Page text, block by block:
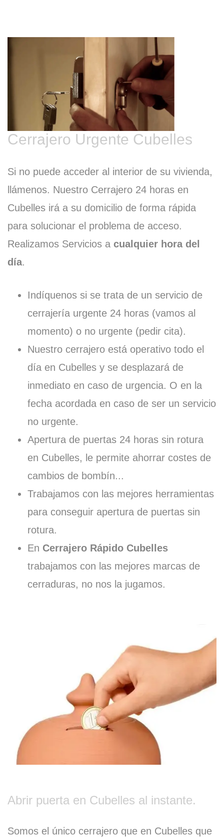
Cerrajero Urgente Cubelles
Si no puede acceder al interior de su vivienda,
llámenos. Nuestro Cerrajero 24 horas en
Cubelles irá a su domicilio de forma rápida
para solucionar el problema de acceso.
Realizamos Servicios a cualquier hora del
día.
Indíquenos si se trata de un servicio de
cerrajería urgente 24 horas (vamos al
momento) o no urgente (pedir cita).
Nuestro cerrajero está operativo todo el
día en Cubelles y se desplazará de
inmediato en caso de urgencia. O en la
fecha acordada en caso de ser un servicio
no urgente.
Apertura de puertas 24 horas sin rotura
en Cubelles, le permite ahorrar costes de
cambios de bombín...
Trabajamos con las mejores herramientas
para conseguir apertura de puertas sin
rotura.
En Cerrajero Rápido Cubelles
trabajamos con las mejores marcas de
cerraduras, no nos la jugamos.
Abrir puerta en Cubelles al instante.
Somos el único cerrajero que en Cubelles que